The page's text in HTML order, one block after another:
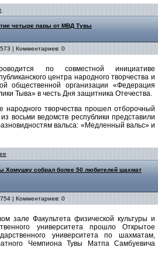
четыре пары от МВД Тувы
| Комментариев: 0
по совместной инициативе
центра народного творчества и
общественной организации «Федерация
Тыва» в честь Дня защитника Отечества.
творчества прошел отборочный
восьми ведомств республики представили
вальса: «Медленный вальс» и
Хомушку собрал более 50 любителей шахмат
| Комментариев: 0
зале Факультета физической культуры и
университета прошло Открытое
университета по шахматам,
Чемпиона Тувы Матпа Самбуевича